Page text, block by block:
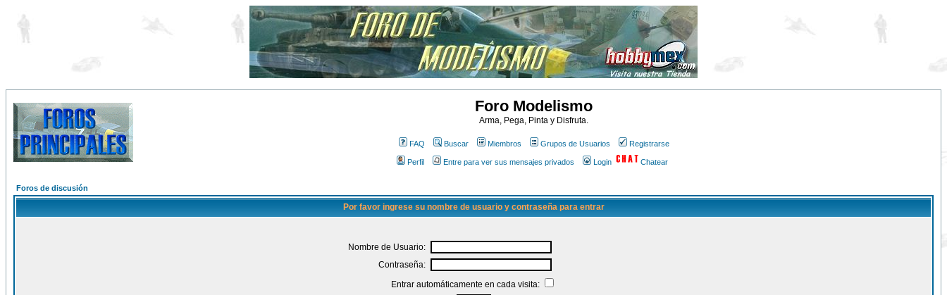
Foro Modelismo
Arma, Pega, Pinta y Disfruta.
FAQ Buscar Miembros Grupos de Usuarios Registrarse
Perfil Entre para ver sus mensajes privados Login Chatear
Foros de discusión
Por favor ingrese su nombre de usuario y contraseña para entrar
Nombre de Usuario:
Contraseña:
Entrar automáticamente en cada visita: